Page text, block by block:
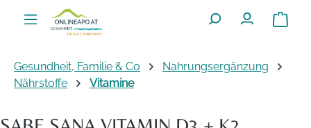
Zum Hauptinhalt springen
Gesundheit, Familie & Co
Nahrungsergänzung
Nährstoffe
Vitamine